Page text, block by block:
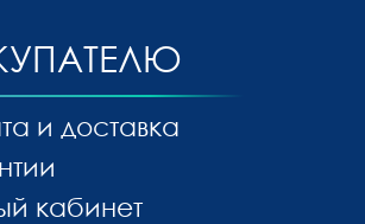
и доставка
кабинет